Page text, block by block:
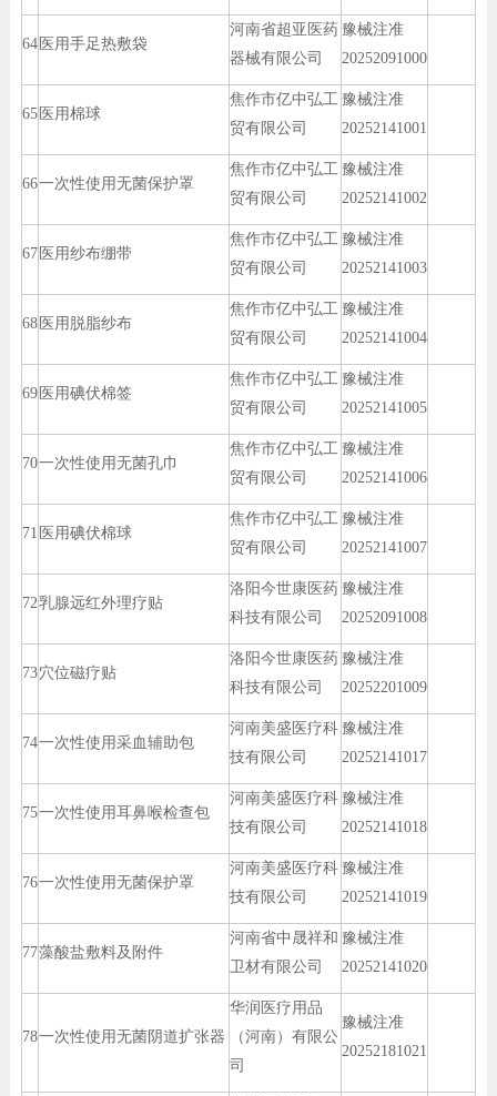
64 医用手足热敷袋
河南省超亚医药
器械有限公司
豫械注准
20252091000
65 医用棉球
焦作市亿中弘工
贸有限公司
豫械注准
20252141001
66一次性使用无菌保护罩
焦作市亿中弘工
贸有限公司
豫械注准
20252141002
67 医用纱布绷带
焦作市亿中弘工
贸有限公司
豫械注准
20252141003
68 医用脱脂纱布
焦作市亿中弘工
贸有限公司
豫械注准
20252141004
69 医用碘伏棉签
焦作市亿中弘工
贸有限公司
豫械注准
20252141005
70一次性使用无菌孔巾
焦作市亿中弘工
贸有限公司
豫械注准
20252141006
71 医用碘伏棉球
焦作市亿中弘工
贸有限公司
豫械注准
20252141007
72乳腺远红外理疗贴
洛阳今世康医药
科技有限公司
豫械注准
20252091008
73穴位磁疗贴
洛阳今世康医药
科技有限公司
豫械注准
20252201009
74一次性使用采血辅助包
河南美盛医疗科
技有限公司
豫械注准
20252141017
75一次性使用耳鼻喉检查包
河南美盛医疗科
技有限公司
豫械注准
20252141018
76一次性使用无菌保护罩
河南美盛医疗科
技有限公司
豫械注准
20252141019
77藻酸盐敷料及附件
河南省中晟祥和
卫材有限公司
豫械注准
20252141020
78一次性使用无菌阴道扩张器
华润医疗用品
（河南）有限公
司
豫械注准
20252181021